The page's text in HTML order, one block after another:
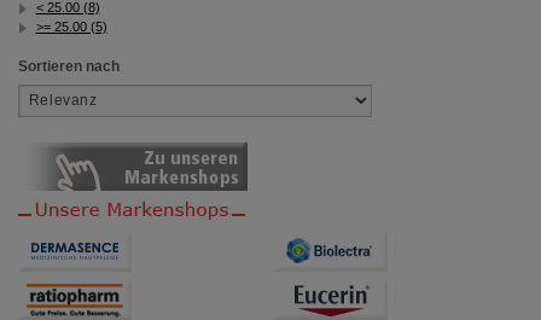
< 25.00 (8)
>= 25.00 (5)
Sortieren nach